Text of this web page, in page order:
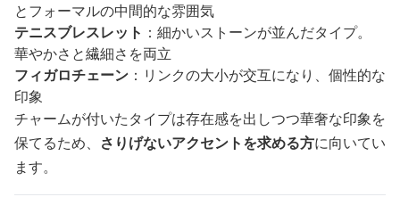
とフォーマルの中間的な雰囲気
テニスブレスレット ：細かいストーンが並んだタイプ。
華やかさと繊細さを両立
フィガロチェーン ：リンクの大小が交互になり、個性的な
印象
チャームが付いたタイプは存在感を出しつつ華奢な印象を
保てるため、 さりげないアクセントを求める方に向いてい
ます。